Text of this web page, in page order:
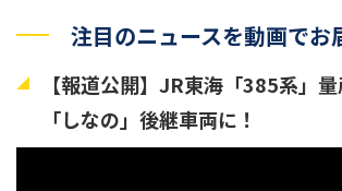
注目のニュースを動画でお
【報道公開】JR東海「385系」量
「しなの」後継車両に！